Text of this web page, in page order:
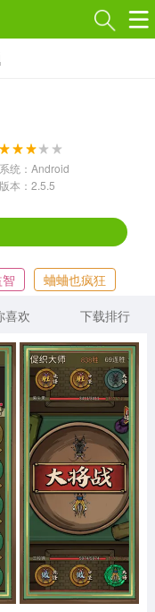
568款应用
515款应用
MOD游戏
1056款应用
系统：Android
版本：2.5.5
蛐蛐也疯狂
喜欢 下载排行